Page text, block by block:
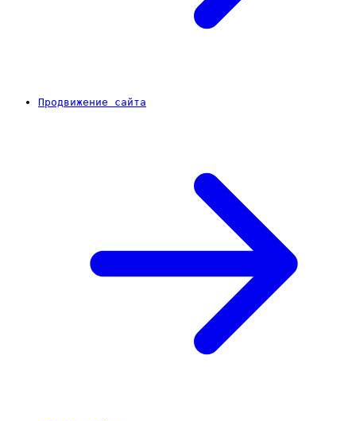
Продвижение сайта